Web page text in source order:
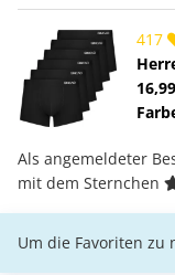
417
Als angemeldeter
mit dem Sternchen
Um die Favoriten zu